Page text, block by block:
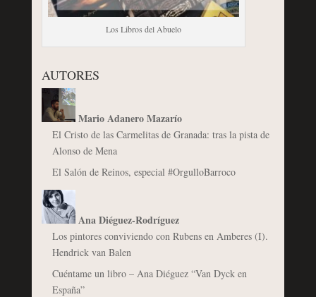
Los Libros del Abuelo
AUTORES
Mario Adanero Mazarío
El Cristo de las Carmelitas de Granada: tras la pista de
Alonso de Mena
El Salón de Reinos, especial #OrgulloBarroco
Ana Diéguez-Rodríguez
Los pintores conviviendo con Rubens en Amberes (I).
Hendrick van Balen
Cuéntame un libro – Ana Diéguez “Van Dyck en
España”